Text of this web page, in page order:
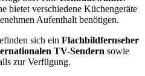
bietet verschiedene Küchengeräte
Aufenthalt benötigen.
sich ein Flachbildfernseher
TV-Sendern sowie
zur Verfügung.